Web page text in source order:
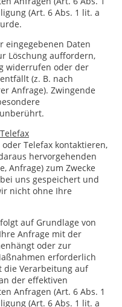
(Art. 6 Abs. 1 lit. a
eingegebenen Daten
Löschung auffordern,
widerrufen oder der
(z. B. nach
Anfrage). Zwingende
Telefax kontaktieren,
hervorgehenden
Anfrage) zum Zwecke
uns gespeichert und
nicht ohne Ihre
auf Grundlage von
Anfrage mit der
oder zur
erforderlich
die Verarbeitung auf
der effektiven
Anfragen (Art. 6 Abs. 1
(Art. 6 Abs. 1 lit. a